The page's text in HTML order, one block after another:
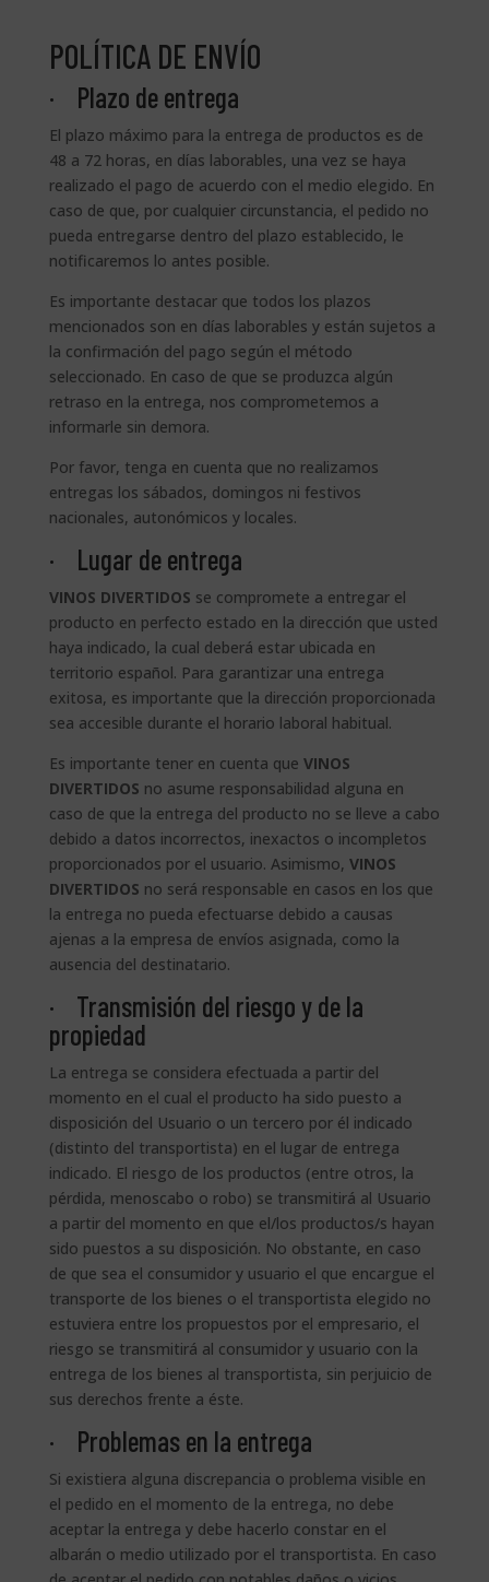
POLÍTICA DE ENVÍO
· Plazo de entrega
El plazo máximo para la entrega de productos es de
48 a 72 horas, en días laborables, una vez se haya
realizado el pago de acuerdo con el medio elegido. En
caso de que, por cualquier circunstancia, el pedido no
pueda entregarse dentro del plazo establecido, le
notificaremos lo antes posible.
Es importante destacar que todos los plazos
mencionados son en días laborables y están sujetos a
la confirmación del pago según el método
seleccionado. En caso de que se produzca algún
retraso en la entrega, nos comprometemos a
informarle sin demora.
Por favor, tenga en cuenta que no realizamos
entregas los sábados, domingos ni festivos
nacionales, autonómicos y locales.
· Lugar de entrega
VINOS DIVERTIDOS se compromete a entregar el
producto en perfecto estado en la dirección que usted
haya indicado, la cual deberá estar ubicada en
territorio español. Para garantizar una entrega
exitosa, es importante que la dirección proporcionada
sea accesible durante el horario laboral habitual.
Es importante tener en cuenta que VINOS
DIVERTIDOS no asume responsabilidad alguna en
caso de que la entrega del producto no se lleve a cabo
debido a datos incorrectos, inexactos o incompletos
proporcionados por el usuario. Asimismo, VINOS
DIVERTIDOS no será responsable en casos en los que
la entrega no pueda efectuarse debido a causas
ajenas a la empresa de envíos asignada, como la
ausencia del destinatario.
· Transmisión del riesgo y de la
propiedad
La entrega se considera efectuada a partir del
momento en el cual el producto ha sido puesto a
disposición del Usuario o un tercero por él indicado
(distinto del transportista) en el lugar de entrega
indicado. El riesgo de los productos (entre otros, la
pérdida, menoscabo o robo) se transmitirá al Usuario
a partir del momento en que el/los productos/s hayan
sido puestos a su disposición. No obstante, en caso
de que sea el consumidor y usuario el que encargue el
transporte de los bienes o el transportista elegido no
estuviera entre los propuestos por el empresario, el
riesgo se transmitirá al consumidor y usuario con la
entrega de los bienes al transportista, sin perjuicio de
sus derechos frente a éste.
· Problemas en la entrega
Si existiera alguna discrepancia o problema visible en
el pedido en el momento de la entrega, no debe
aceptar la entrega y debe hacerlo constar en el
albarán o medio utilizado por el transportista. En caso